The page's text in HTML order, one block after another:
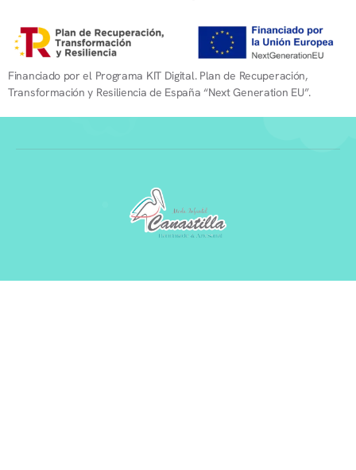
Financiado por el Programa KIT Digital. Plan de Recuperación,
Transformación y Resiliencia de España “Next Generation EU”.